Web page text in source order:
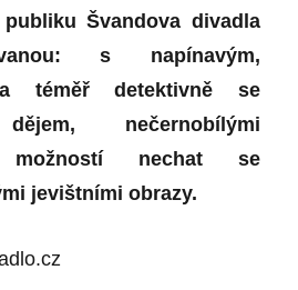
Švandova divadla
s napínavým,
a téměř detektivně se
nečernobílými
nechat se
jevištními obrazy.